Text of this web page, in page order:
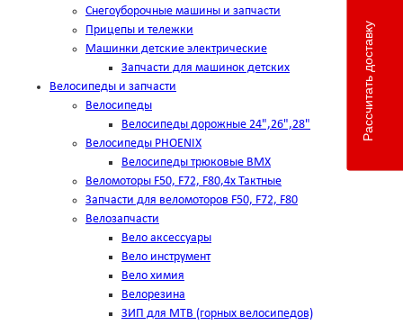
Снегоуборочные машины и запчасти
Прицепы и тележки
Машинки детские электрические
Запчасти для машинок детских
Велосипеды и запчасти
Велосипеды
Велосипеды дорожные 24",26",28"
Велосипеды PHOENIX
Велосипеды трюковые BMX
Веломоторы F50, F72, F80,4х Тактные
Запчасти для веломоторов F50, F72, F80
Велозапчасти
Вело аксессуары
Вело инструмент
Вело химия
Велорезина
ЗИП для MTB (горных велосипедов)
Рассчитать доставку